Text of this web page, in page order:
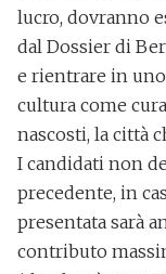
lucro, dovranno
dal Dossier di
e rientrare in
cultura come
nascosti, la città
I candidati non
precedente, in
presentata sarà
contributo